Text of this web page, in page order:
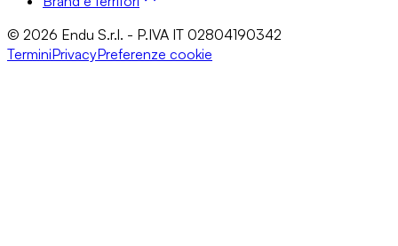
© 2026 Endu S.r.l. - P.IVA IT 02804190342
TerminiPrivacyPreferenze cookie